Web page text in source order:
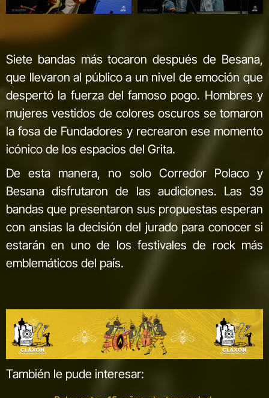
Siete bandas más tocaron después de Besana,
que llevaron al público a un nivel de emoción que
despertó la fuerza del famoso pogo. Hombres y
mujeres vestidos de colores oscuros se tomaron
la fosa de Fundadores y recrearon ese momento
icónico de los espacios del Grita.
De esta manera, no solo Corredor Polaco y
Besana disfrutaron de las audiciones. Las 39
bandas que presentaron sus propuestas esperan
con ansias la decisión del jurado para conocer si
estarán en uno de los festivales de rock más
emblemáticos del país.
También le pude interesar: